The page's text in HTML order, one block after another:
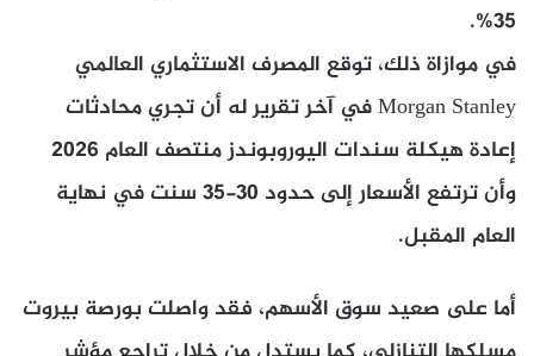
35%.
في موازاة ذلك، توقع المصرف الاستثماري العالمي
Morgan Stanley في آخر تقرير له أن تجري محادثات
إعادة هيكلة سندات اليوروبوندز منتصف العام 2026
وأن ترتفع الأسعار إلى حدود 30-35 سنت في نهاية
العام المقبل.
أما على صعيد سوق الأسهم، فقد واصلت بورصة بيروت